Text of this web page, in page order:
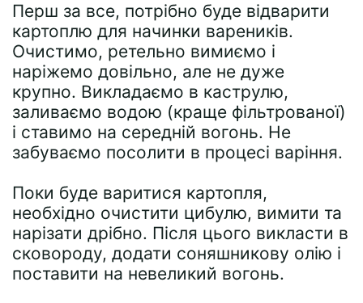
Перш за все, потрібно буде відварити
картоплю для начинки вареників.
Очистимо, ретельно вимиємо і
наріжемо довільно, але не дуже
крупно. Викладаємо в каструлю,
заливаємо водою (краще фільтрованої)
і ставимо на середній вогонь. Не
забуваємо посолити в процесі варіння.
Поки буде варитися картопля,
необхідно очистити цибулю, вимити та
нарізати дрібно. Після цього викласти в
сковороду, додати соняшникову олію і
поставити на невеликий вогонь.